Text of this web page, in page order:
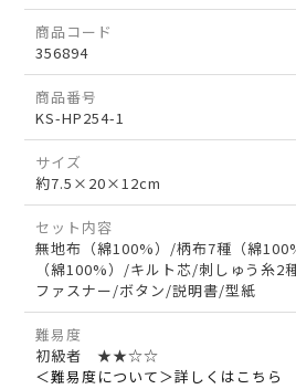
商品コード
356894
商品番号
KS-HP254-1
サイズ
約7.5×20×12cm
セット内容
無地布（綿100%）/柄布7種（綿
（綿100%）/キルト芯/刺しゅう糸
ファスナー/ボタン/説明書/型紙
難易度
初級者 ★★☆☆
＜難易度について＞詳しくはこちら